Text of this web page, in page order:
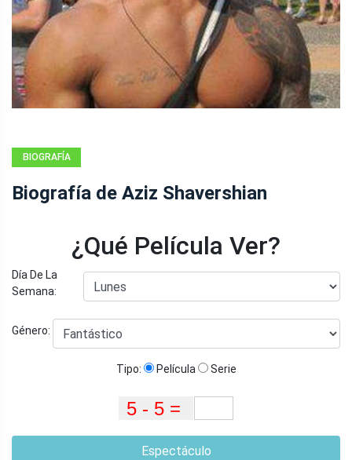
BIOGRAFÍA
Biografía de Aziz Shavershian
¿Qué Película Ver?
Día De La
Semana:
Género:
Tipo: Película Serie
Espectáculo